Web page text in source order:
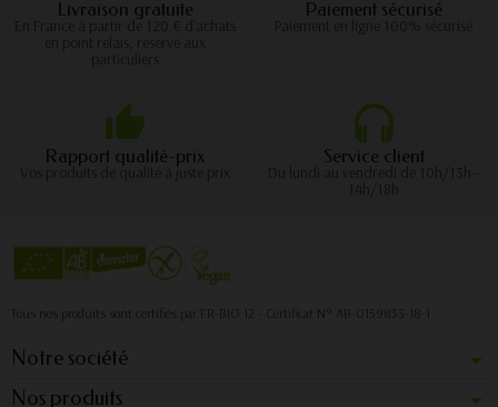
Livraison gratuite
En France à partir de 120 € d'achats
Paiement sécurisé
Rapport qualité-prix
Vos produits de qualité à juste prix
Service client
Tous nos produits sont certifiés par FR-BIO 12 - Certificat N° AB-0159833-18-1
Notre société
Nos produits